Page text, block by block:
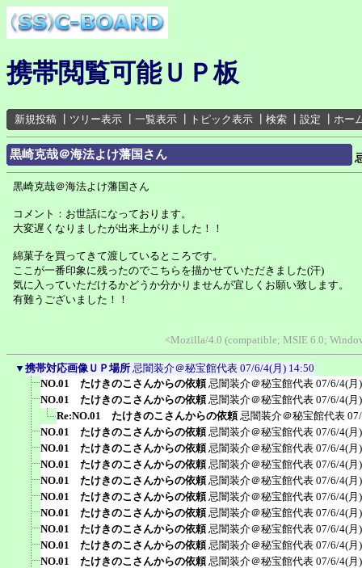
携帯閲覧可能ＵＰ板
新規投稿 ツリー表示 一覧表示 トピック表示 検索 設定 ホー
黒崎克哉＠海法よけ藩国さん
黒崎克哉＠海法よけ藩国さん
コメント：お世話になっております。
大変遅くなりましたが出来上がりました！！
綿菓子を買ってきて渡しているところです。
ここが一番印象に残ったのでこちらを描かせていただきました(汗)
気に入っていただけるかどうか分かりませんが宜しくお願い致します。
有難うございました！！
<Mozilla/4.0 (compatible; MSIE 6.0;
▼ 携帯対応画像ＵＰ場所 忌闇装介＠秘宝館代表 07/6/4(月) 14:50
NO.01 たけきのこさんからの依頼 忌闇装介＠秘宝館代表 07/6/4(月
NO.01 たけきのこさんからの依頼 忌闇装介＠秘宝館代表 07/6/4(月
Re:NO.01 たけきのこさんからの依頼 忌闇装介＠秘宝館代表
NO.01 たけきのこさんからの依頼 忌闇装介＠秘宝館代表 07/6/4(月
NO.01 たけきのこさんからの依頼 忌闇装介＠秘宝館代表 07/6/4(月
NO.01 たけきのこさんからの依頼 忌闇装介＠秘宝館代表 07/6/4(月
NO.01 たけきのこさんからの依頼 忌闇装介＠秘宝館代表 07/6/4(月
NO.01 たけきのこさんからの依頼 忌闇装介＠秘宝館代表 07/6/4(月
NO.01 たけきのこさんからの依頼 忌闇装介＠秘宝館代表 07/6/4(月
NO.01 たけきのこさんからの依頼 忌闇装介＠秘宝館代表 07/6/4(月
NO.01 たけきのこさんからの依頼 忌闇装介＠秘宝館代表 07/6/4(月
NO.01 たけきのこさんからの依頼 忌闇装介＠秘宝館代表 07/6/4(月